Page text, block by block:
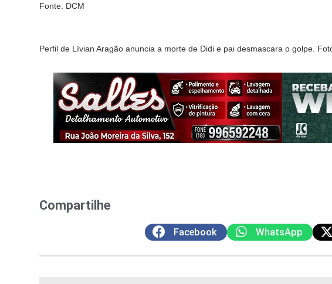
Fonte: DCM
Perfil de Lívian Aragão anuncia a morte de Didi e pai desmascara o golpe.
Compartilhe
Facebook WhatsApp